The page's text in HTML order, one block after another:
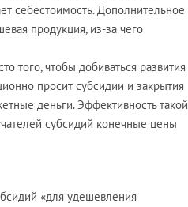
себестоимость. Дополнительное
продукция, из-за чего
того, чтобы добиваться развития
просит субсидии и закрытия
деньги. Эффективность такой
субсидий конечные цены
«для удешевления